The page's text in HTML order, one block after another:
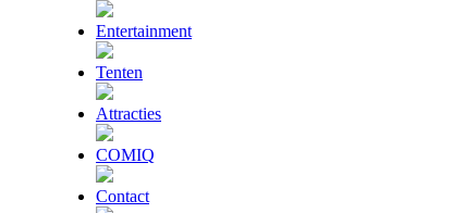
Entertainment
Tenten
Attracties
COMIQ
Contact